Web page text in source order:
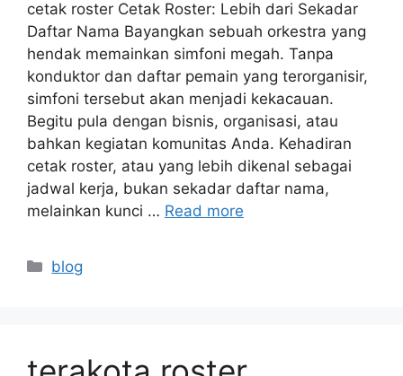
cetak roster Cetak Roster: Lebih dari Sekadar
Daftar Nama Bayangkan sebuah orkestra yang
hendak memainkan simfoni megah. Tanpa
konduktor dan daftar pemain yang terorganisir,
simfoni tersebut akan menjadi kekacauan.
Begitu pula dengan bisnis, organisasi, atau
bahkan kegiatan komunitas Anda. Kehadiran
cetak roster, atau yang lebih dikenal sebagai
jadwal kerja, bukan sekadar daftar nama,
melainkan kunci … Read more
Kategori
blog